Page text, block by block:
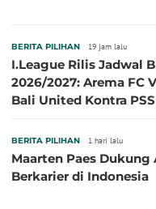
BERITA PILIHAN 19 jam lalu
I.League Rilis Jadwal
2026/2027: Arema FC
Bali United Kontra
BERITA PILIHAN 1 hari lalu
Maarten Paes Dukung
Berkarier di Indonesia